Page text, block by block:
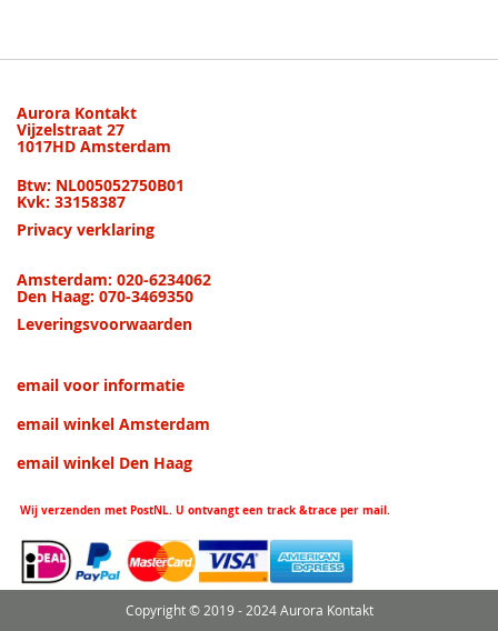
Aurora Kontakt
Vijzelstraat 27
1017HD Amsterdam
Btw: NL005052750B01
Kvk: 33158387
Privacy verklaring
Amsterdam: 020-6234062
Den Haag: 070-3469350
Leveringsvoorwaarden
email voor informatie
email winkel Amsterdam
email winkel Den Haag
Wij verzenden met PostNL. U ontvangt een track &trace per mail.
Copyright © 2019 - 2024 Aurora Kontakt